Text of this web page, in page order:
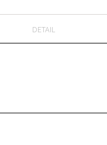
DETAIL